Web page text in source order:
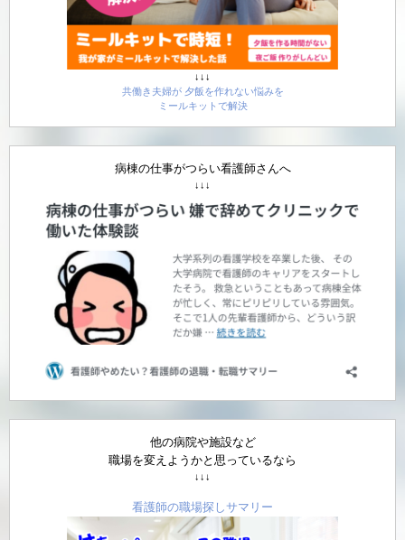
↓↓↓
共働き夫婦が 夕飯を作れない悩みを
ミールキットで解決
病棟の仕事がつらい看護師さんへ
↓↓↓
他の病院や施設など
職場を変えようかと思っているなら
↓↓↓
看護師の職場探しサマリー